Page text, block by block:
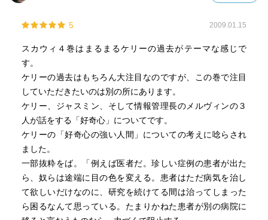
5 2009.01.15
スカウィ４巻はまるまるケリーの過去がテーマな感じで
す。
ケリーの過去はもちろん大注目なのですが、この巻で注目
していただきたいのは別の所にあります。
ケリー、ジャスミン、そして情報管理長のメルヴィンの３
人が話をする「好奇心」についてです。
ケリーの「好奇心の強い人間」についての考えに唸らされ
ました。
一部抜粋をば。「例えば医者だ。珍しい症例の患者が出た
ら、奴らは途端に目の色を変える。患者はただ病気を治し
て欲しいだけなのに、研究を続けてる間は治ってしまった
ら困るなんて思っている。たまりかねた患者が別の病院に